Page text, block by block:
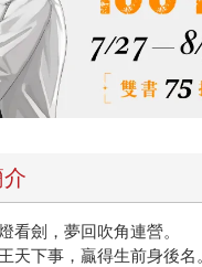
看劍，夢回吹角連營。
天下事，贏得生前身後名